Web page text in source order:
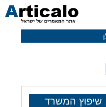
שיפוץ המשרד